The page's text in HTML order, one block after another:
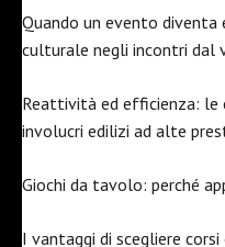
Quando un evento
culturale negli incontri dal
Reattività ed efficienza:
involucri edilizi ad alte
Giochi da tavolo: perché
I vantaggi di scegliere